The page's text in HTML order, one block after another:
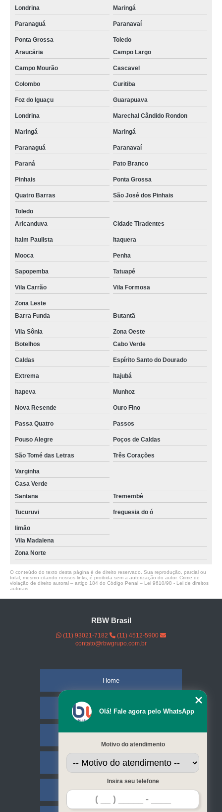
Londrina Maringá
Paranaguá Paranavaí
Ponta Grossa
Toledo
Araucária
Campo Largo
Campo Mourão Cascavel
Colombo Curitiba
Foz do Iguaçu Guarapuava
Londrina Marechal Cândido Rondon
Maringá Maringá
Paranaguá Paranavaí
Paraná Pato Branco
Pinhais Ponta Grossa
Quatro Barras São José dos Pinhais
Toledo
Aricanduva
Cidade Tiradentes
Itaim Paulista Itaquera
Mooca Penha
Sapopemba Tatuapé
Vila Carrão Vila Formosa
Zona Leste
Barra Funda
Butantã
Vila Sônia
Zona Oeste
Botelhos
Cabo Verde
Caldas Espírito Santo do Dourado
Extrema Itajubá
Itapeva Munhoz
Nova Resende Ouro Fino
Passa Quatro Passos
Pouso Alegre Poços de Caldas
São Tomé das Letras Três Corações
Varginha
Casa Verde
Santana
Tremembé
Tucuruvi freguesia do ó
limão
Vila Madalena
Zona Norte
O conteúdo do texto desta página é de direito reservado. Sua reprodução, parcial ou
total, mesmo citando nossos links, é proibida sem a autorização do autor. Crime de
violação de direito autoral – artigo 184 do Código Penal – Lei 9610/98 - Lei de direitos
autorais
RBW Brasil
(11) 93021-7182
(11) 4512-5900
contato@rbwgrupo.com.br
Home
Empresa
Serviços
Contato
Olá! Fale agora pelo WhatsApp
Motivo do atendimento
Insira seu telefone